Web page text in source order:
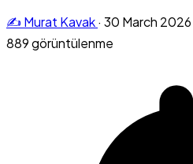
✍️ Murat Kavak· 30 March 2026
889 görüntülenme